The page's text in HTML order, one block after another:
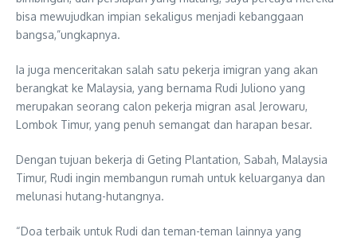
bisa mewujudkan impian sekaligus menjadi kebanggaan
bangsa,”ungkapnya.
Ia juga menceritakan salah satu pekerja imigran yang akan
berangkat ke Malaysia, yang bernama Rudi Juliono yang
merupakan seorang calon pekerja migran asal Jerowaru,
Lombok Timur, yang penuh semangat dan harapan besar.
Dengan tujuan bekerja di Geting Plantation, Sabah, Malaysia
Timur, Rudi ingin membangun rumah untuk keluarganya dan
melunasi hutang-hutangnya.
“Doa terbaik untuk Rudi dan teman-teman lainnya yang